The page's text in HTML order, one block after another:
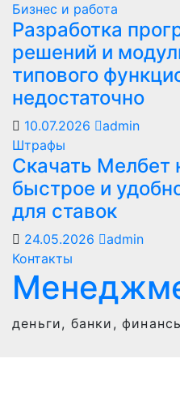
Бизнес и работа
Разработка
решений и
типового
недостаточно
10.07.2026
admin
Штрафы
Скачать
быстрое и
для ставок
24.05.2026
admin
Контакты
деньги, банки,